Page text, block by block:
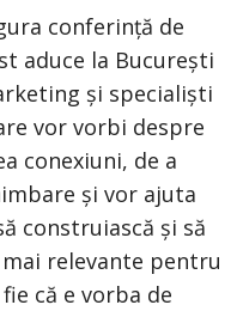
conferință de
aduce la București
și specialiști
vor vorbi despre
conexiuni, de a
și vor ajuta
construiască și să
relevante pentru
că e vorba de